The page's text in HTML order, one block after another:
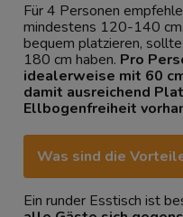
Für 4 Personen
mindestens 120-140
bequem platzieren,
180 cm haben. Pro
idealerweise mit 60
damit ausreichend
Ellbogenfreiheit
Was sind die
Ein runder Esstisch ist